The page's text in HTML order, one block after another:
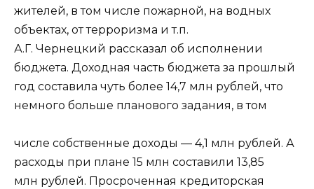
жителей, в том числе пожарной, на водных
объектах, от терроризма и т.п.
А.Г. Чернецкий рассказал об исполнении
бюджета. Доходная часть бюджета за прошлый
год составила чуть более 14,7 млн рублей, что
немного больше планового задания, в том
числе собственные доходы — 4,1 млн рублей. А
расходы при плане 15 млн составили 13,85
млн рублей. Просроченная кредиторская